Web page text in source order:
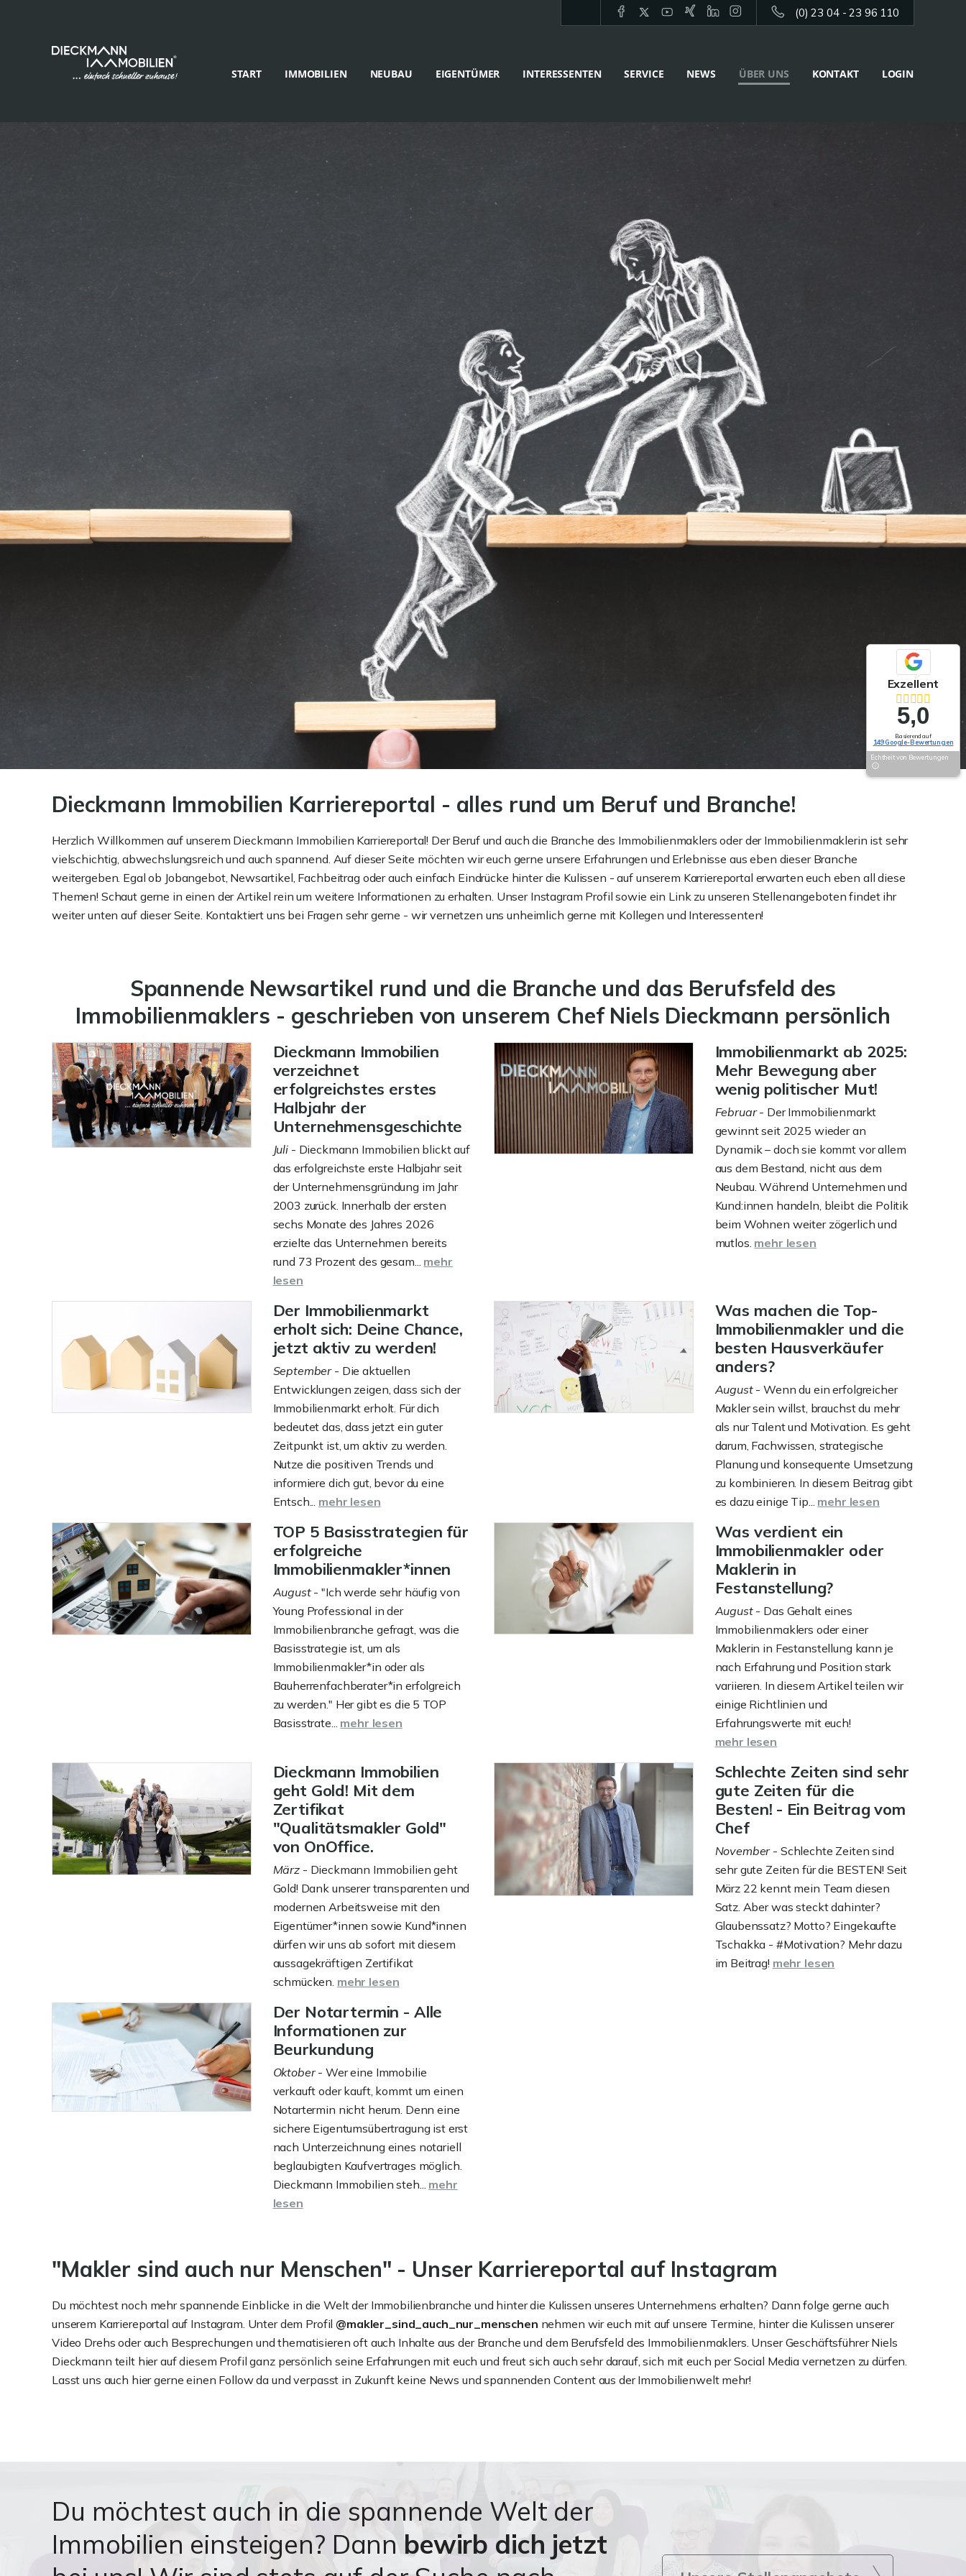
(0) 23 04 - 23 96 110
START IMMOBILIEN NEUBAU EIGENTÜMER INTERESSENTEN SERVICE NEWS ÜBER UNS KONTAKT LOGIN
Dieckmann Immobilien Karriereportal - alles rund um Beruf und Branche!
Herzlich Willkommen auf unserem Dieckmann Immobilien Karriereportal! Der Beruf und auch die Branche des Immobilienmaklers oder der Immobilienmaklerin ist sehr
vielschichtig, abwechslungsreich und auch spannend. Auf dieser Seite möchten wir euch gerne unsere Erfahrungen und Erlebnisse aus eben dieser Branche
weitergeben. Egal ob Jobangebot, Newsartikel, Fachbeitrag oder auch einfach Eindrücke hinter die Kulissen - auf unserem Karriereportal erwarten euch eben all diese
Themen! Schaut gerne in einen der Artikel rein um weitere Informationen zu erhalten. Unser Instagram Profil sowie ein Link zu unseren Stellenangeboten findet ihr
weiter unten auf dieser Seite. Kontaktiert uns bei Fragen sehr gerne - wir vernetzen uns unheimlich gerne mit Kollegen und Interessenten!
Spannende Newsartikel rund und die Branche und das Berufsfeld des
Immobilienmaklers - geschrieben von unserem Chef Niels Dieckmann persönlich
Dieckmann Immobilien
verzeichnet
erfolgreichstes erstes
Halbjahr der
Unternehmensgeschichte
Juli- Dieckmann Immobilien blickt auf
das erfolgreichste erste Halbjahr seit
der Unternehmensgründung im Jahr
2003 zurück. Innerhalb der ersten
sechs Monate des Jahres 2026
erzielte das Unternehmen bereits
rund 73 Prozent des gesam... mehr
lesen
Immobilienmarkt ab 2025:
Mehr Bewegung aber
wenig politischer Mut!
Februar- Der Immobilienmarkt
gewinnt seit 2025 wieder an
Dynamik – doch sie kommt vor allem
aus dem Bestand, nicht aus dem
Neubau. Während Unternehmen und
Kund:innen handeln, bleibt die Politik
beim Wohnen weiter zögerlich und
mutlos. mehr lesen
Der Immobilienmarkt
erholt sich: Deine Chance,
jetzt aktiv zu werden!
September- Die aktuellen
Entwicklungen zeigen, dass sich der
Immobilienmarkt erholt. Für dich
bedeutet das, dass jetzt ein guter
Zeitpunkt ist, um aktiv zu werden.
Nutze die positiven Trends und
informiere dich gut, bevor du eine
Entsch... mehr lesen
Was machen die Top-
Immobilienmakler und die
besten Hausverkäufer
anders?
August- Wenn du ein erfolgreicher
Makler sein willst, brauchst du mehr
als nur Talent und Motivation. Es geht
darum, Fachwissen, strategische
Planung und konsequente Umsetzung
zu kombinieren. In diesem Beitrag gibt
es dazu einige Tip... mehr lesen
TOP 5 Basisstrategien für
erfolgreiche
Immobilienmakler*innen
August- "Ich werde sehr häufig von
Young Professional in der
Immobilienbranche gefragt, was die
Basisstrategie ist, um als
Immobilienmakler*in oder als
Bauherrenfachberater*in erfolgreich
zu werden." Her gibt es die 5 TOP
Basisstrate... mehr lesen
Was verdient ein
Immobilienmakler oder
Maklerin in
Festanstellung?
August- Das Gehalt eines
Immobilienmaklers oder einer
Maklerin in Festanstellung kann je
nach Erfahrung und Position stark
variieren. In diesem Artikel teilen wir
einige Richtlinien und
Erfahrungswerte mit euch!
mehr lesen
Dieckmann Immobilien
geht Gold! Mit dem
Zertifikat
"Qualitätsmakler Gold"
von OnOffice.
März- Dieckmann Immobilien geht
Gold! Dank unserer transparenten und
modernen Arbeitsweise mit den
Eigentümer*innen sowie Kund*innen
dürfen wir uns ab sofort mit diesem
aussagekräftigen Zertifikat
schmücken. mehr lesen
Schlechte Zeiten sind sehr
gute Zeiten für die
Besten! - Ein Beitrag vom
Chef
November- Schlechte Zeiten sind
sehr gute Zeiten für die BESTEN! Seit
März 22 kennt mein Team diesen
Satz. Aber was steckt dahinter?
Glaubenssatz? Motto? Eingekaufte
Tschakka - #Motivation? Mehr dazu
im Beitrag! mehr lesen
Der Notartermin - Alle
Informationen zur
Beurkundung
Oktober- Wer eine Immobilie
verkauft oder kauft, kommt um einen
Notartermin nicht herum. Denn eine
sichere Eigentumsübertragung ist erst
nach Unterzeichnung eines notariell
beglaubigten Kaufvertrages möglich.
Dieckmann Immobilien steh... mehr
lesen
"Makler sind auch nur Menschen" - Unser Karriereportal auf Instagram
Du möchtest noch mehr spannende Einblicke in die Welt der Immobilienbranche und hinter die Kulissen unseres Unternehmens erhalten? Dann folge gerne auch
unserem Karriereportal auf Instagram. Unter dem Profil@makler_sind_auch_nur_menschen nehmen wir euch mit auf unsere Termine, hinter die Kulissen unserer
Video Drehs oder auch Besprechungen und thematisieren oft auch Inhalte aus der Branche und dem Berufsfeld des Immobilienmaklers. Unser Geschäftsführer Niels
Dieckmann teilt hier auf diesem Profil ganz persönlich seine Erfahrungen mit euch und freut sich auch sehr darauf, sich mit euch per Social Media vernetzen zu dürfen.
Lasst uns auch hier gerne einen Follow da und verpasst in Zukunft keine News und spannenden Content aus der Immobilienwelt mehr!
Du möchtest auch in die spannende Welt der
Immobilien einsteigen? Dann bewirb dich jetzt
Exzellent
5,0
Basierend auf
149 Google-Bewertungen
Echtheit von Bewertungen